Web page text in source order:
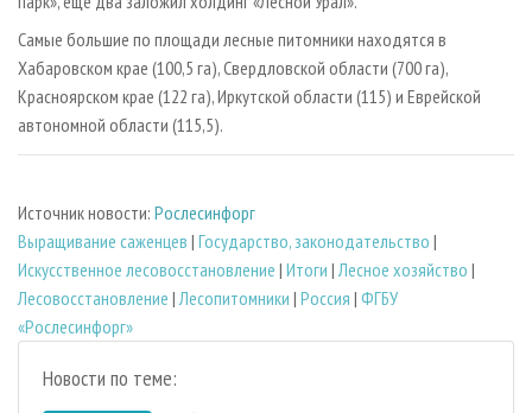
Самые большие по площади лесные питомники находятся в
Хабаровском крае (100,5 га), Свердловской области (700 га),
Красноярском крае (122 га), Иркутской области (115) и Еврейской
автономной области (115,5).
Источник новости: Рослесинфорг
Выращивание саженцев | Государство, законодательство |
Искусственное лесовосстановление | Итоги |Лесное хозяйство |
Лесовосстановление |Лесопитомники | Россия | ФГБУ
«Рослесинфорг»
Новости по теме: